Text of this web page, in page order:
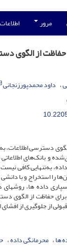
مرور
از الگوی
داود محمدپورزنجانی
دسترسی اطلاعات،
و بانک‌های
به‌تنهایی کافی
را استخراج و با
داده ها،
حفاظت از الگوی
از جلوگیری از
ها محرمانگی داده